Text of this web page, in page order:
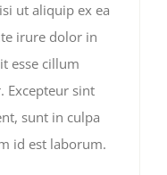
ut aliquip ex ea
irure dolor in
esse cillum
Excepteur sint
sunt in culpa
id est laborum.